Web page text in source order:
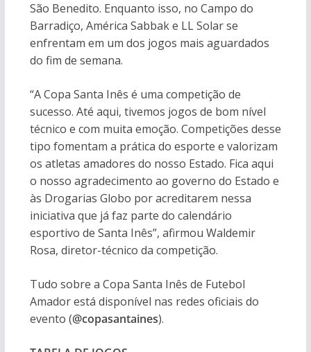
São Benedito. Enquanto isso, no Campo do
Barradiço, América Sabbak e LL Solar se
enfrentam em um dos jogos mais aguardados
do fim de semana.
“A Copa Santa Inês é uma competição de
sucesso. Até aqui, tivemos jogos de bom nível
técnico e com muita emoção. Competições desse
tipo fomentam a prática do esporte e valorizam
os atletas amadores do nosso Estado. Fica aqui
o nosso agradecimento ao governo do Estado e
às Drogarias Globo por acreditarem nessa
iniciativa que já faz parte do calendário
esportivo de Santa Inês”, afirmou Waldemir
Rosa, diretor-técnico da competição.
Tudo sobre a Copa Santa Inês de Futebol
Amador está disponível nas redes oficiais do
evento (@copasantaines).